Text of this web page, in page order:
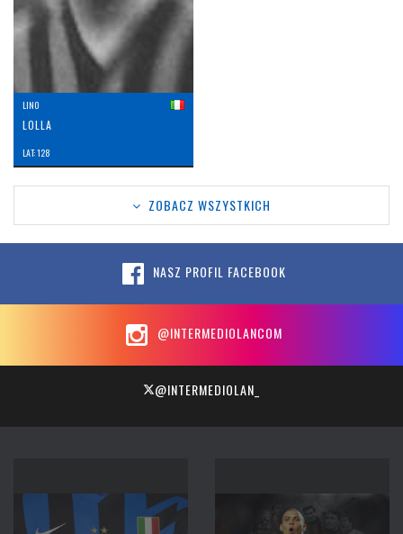
LINO
LOLLA
LAT: 128
ZOBACZ WSZYSTKICH
NASZ PROFIL FACEBOOK
@INTERMEDIOLANCOM
@INTERMEDIOLAN_